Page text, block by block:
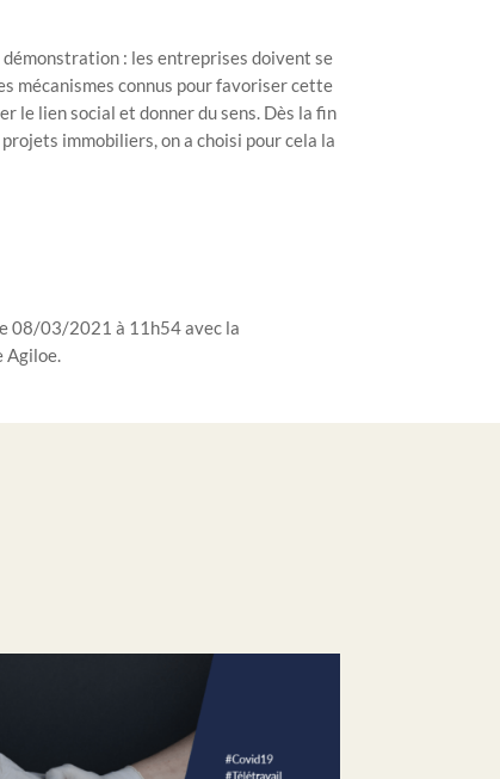
démonstration : les entreprises doivent se
mécanismes connus pour favoriser cette
le lien social et donner du sens. Dès la fin
immobiliers, on a choisi pour cela la
08/03/2021 à 11h54 avec la
Agiloe.